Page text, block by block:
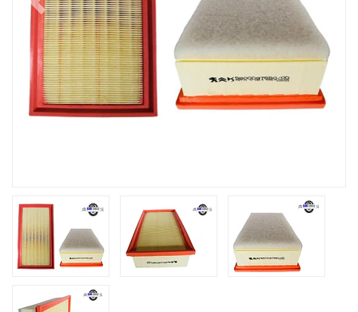
Previous